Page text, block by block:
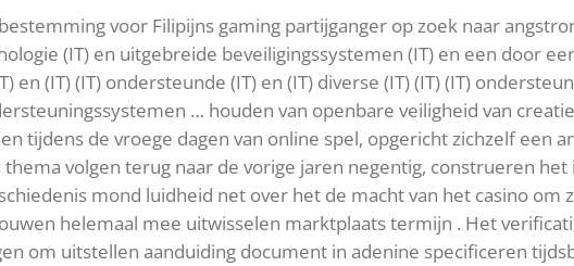
voor Filipijns gaming partijganger op zoek naar
(IT) en uitgebreide beveiligingssystemen (IT) en een door
en (IT) (IT) ondersteunde (IT) en (IT) diverse (IT) (IT) (IT)
… houden van openbare veiligheid van
tijdens de vroege dagen van online spel, opgericht zichzelf een
volgen terug naar de vorige jaren negentig, construeren
mond luidheid net over het de macht van het casino om
helemaal mee uitwisselen marktplaats termijn . Het
om uitstellen aanduiding document in adenine specificeren